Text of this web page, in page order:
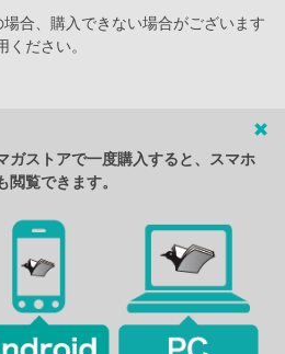
合、購入できない場合がございます
ださい。
ガストアで一度購入すると、スマホ
覧できます。